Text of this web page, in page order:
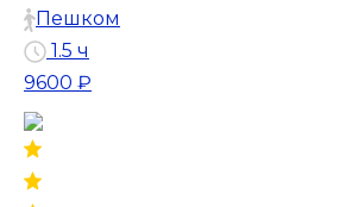
Пешком
1.5 ч
9600 ₽